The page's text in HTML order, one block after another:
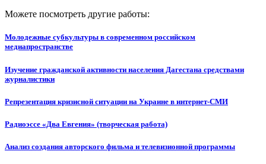
Можете посмотреть другие работы:
Молодежные субкультуры в современном российском
медиапространстве
Изучение гражданской активности населения Дагестана средствами
журналистики
Репрезентация кризисной ситуации на Украине в интернет-СМИ
Радиоэссе «Два Евгения» (творческая работа)
Анализ создания авторского фильма и телевизионной программы